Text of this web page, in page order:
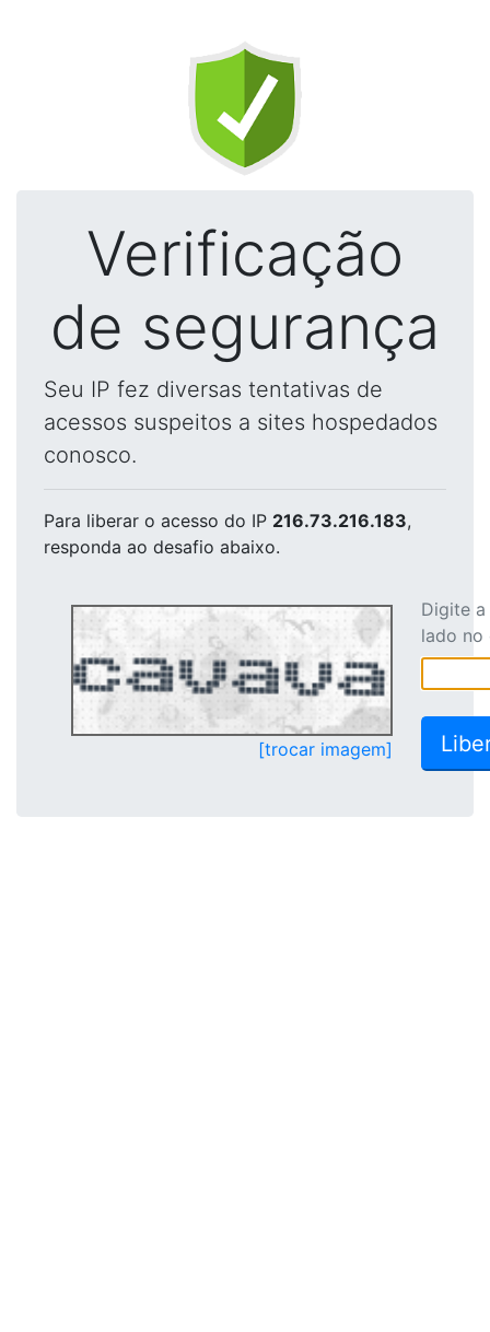
Verificação
de segurança
Seu IP fez diversas tentativas de
acessos suspeitos a sites hospedados
conosco.
Para liberar o acesso do IP 216.73.216.183,
responda ao desafio abaixo.
[trocar imagem]
Digite
lado no